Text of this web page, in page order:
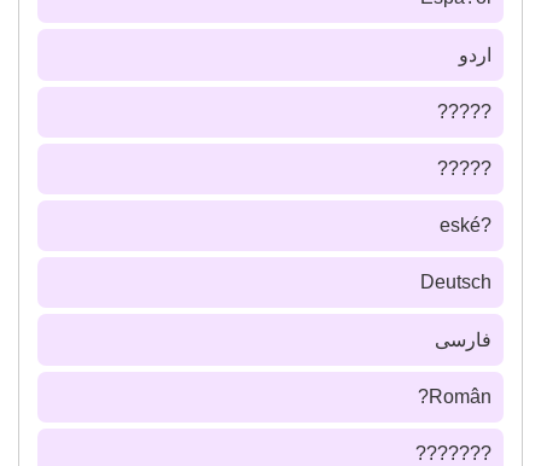
اردو
?????
?????
?eské
Deutsch
فارسى
Român?
???????